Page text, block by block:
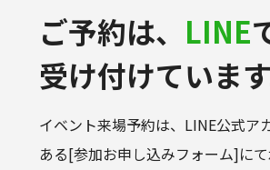
ご予約は、 LINE
受け付けています
イベント来場予約は、LINE公式ア
ある[参加お申し込みフォーム]にて